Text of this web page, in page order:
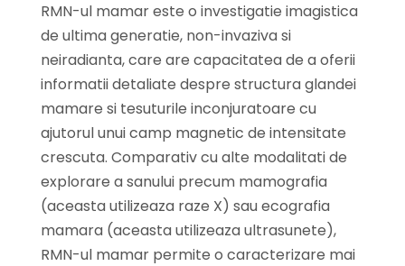
RMN-ul mamar este o investigatie imagistica
de ultima generatie, non-invaziva si
neiradianta, care are capacitatea de a oferii
informatii detaliate despre structura glandei
mamare si tesuturile inconjuratoare cu
ajutorul unui camp magnetic de intensitate
crescuta. Comparativ cu alte modalitati de
explorare a sanului precum mamografia
(aceasta utilizeaza raze X) sau ecografia
mamara (aceasta utilizeaza ultrasunete),
RMN-ul mamar permite o caracterizare mai